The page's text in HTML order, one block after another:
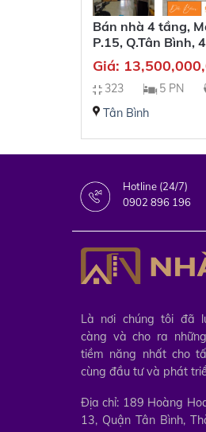
Bán nhà 4 tầng,
P.15, Q.Tân Bình,
Giá:
323 5 PN
Tân Bình
Hotline (24/7)
0902 896 196
Là nơi chúng tôi đã
càng và cho ra
tiềm năng nhất cho
cùng đầu tư và phát
Địa chỉ: 189 Hoàng
13, Quận Tân Bình,